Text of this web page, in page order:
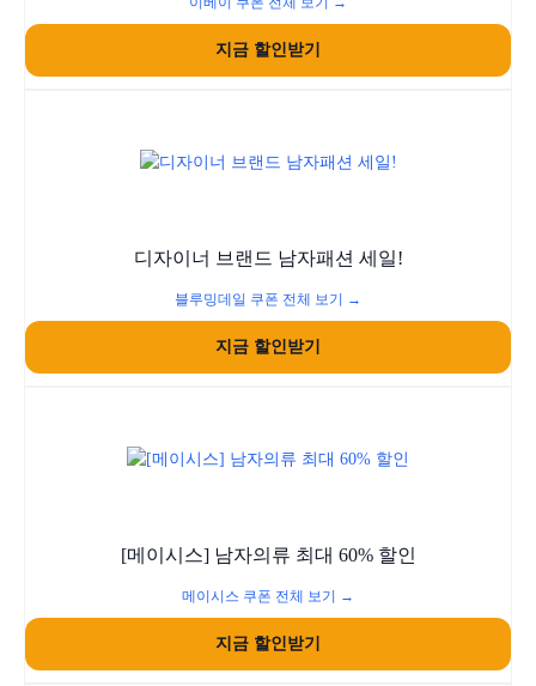
지금 할인받기
디자이너 브랜드 남자패션 세일!
블루밍데일 쿠폰 전체 보기 →
지금 할인받기
[메이시스] 남자의류 최대 60% 할인
메이시스 쿠폰 전체 보기 →
지금 할인받기